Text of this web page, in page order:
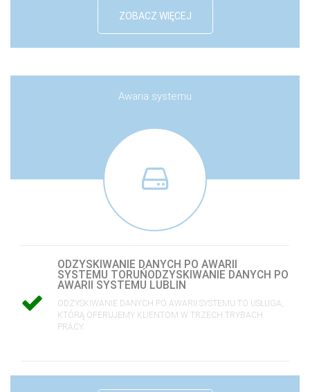
ZOBACZ WIĘCEJ
Awaria systemu
ODZYSKIWANIE DANYCH PO AWARII
SYSTEMU TORUŃODZYSKIWANIE DANYCH PO
AWARII SYSTEMU LUBLIN
ODZYSKIWANIE DANYCH PO AWARII SYSTEMU TO USŁUGA,
KTÓRĄ OFERUJEMY KLIENTOM W TRZECH TRYBACH
PRACY.